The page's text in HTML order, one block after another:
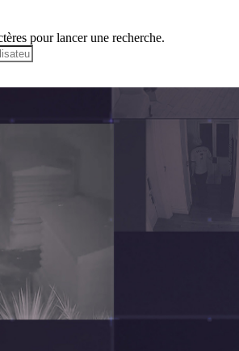
pour lancer une recherche.